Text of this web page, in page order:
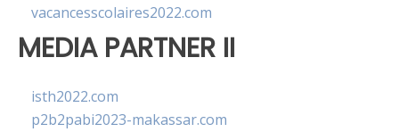
vacancesscolaires2022.com
MEDIA PARTNER II
isth2022.com
p2b2pabi2023-makassar.com